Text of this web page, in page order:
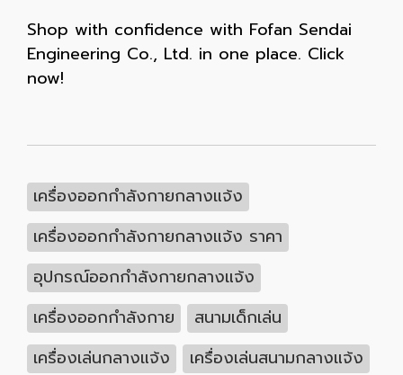
Shop with confidence with Fofan Sendai
Engineering Co., Ltd. in one place. Click
now!
เครื่องออกกำลังกายกลางแจ้ง
เครื่องออกกำลังกายกลางแจ้ง ราคา
อุปกรณ์ออกกำลังกายกลางแจ้ง
เครื่องออกกำลังกาย
สนามเด็กเล่น
เครื่องเล่นกลางแจ้ง
เครื่องเล่นสนามกลางแจ้ง